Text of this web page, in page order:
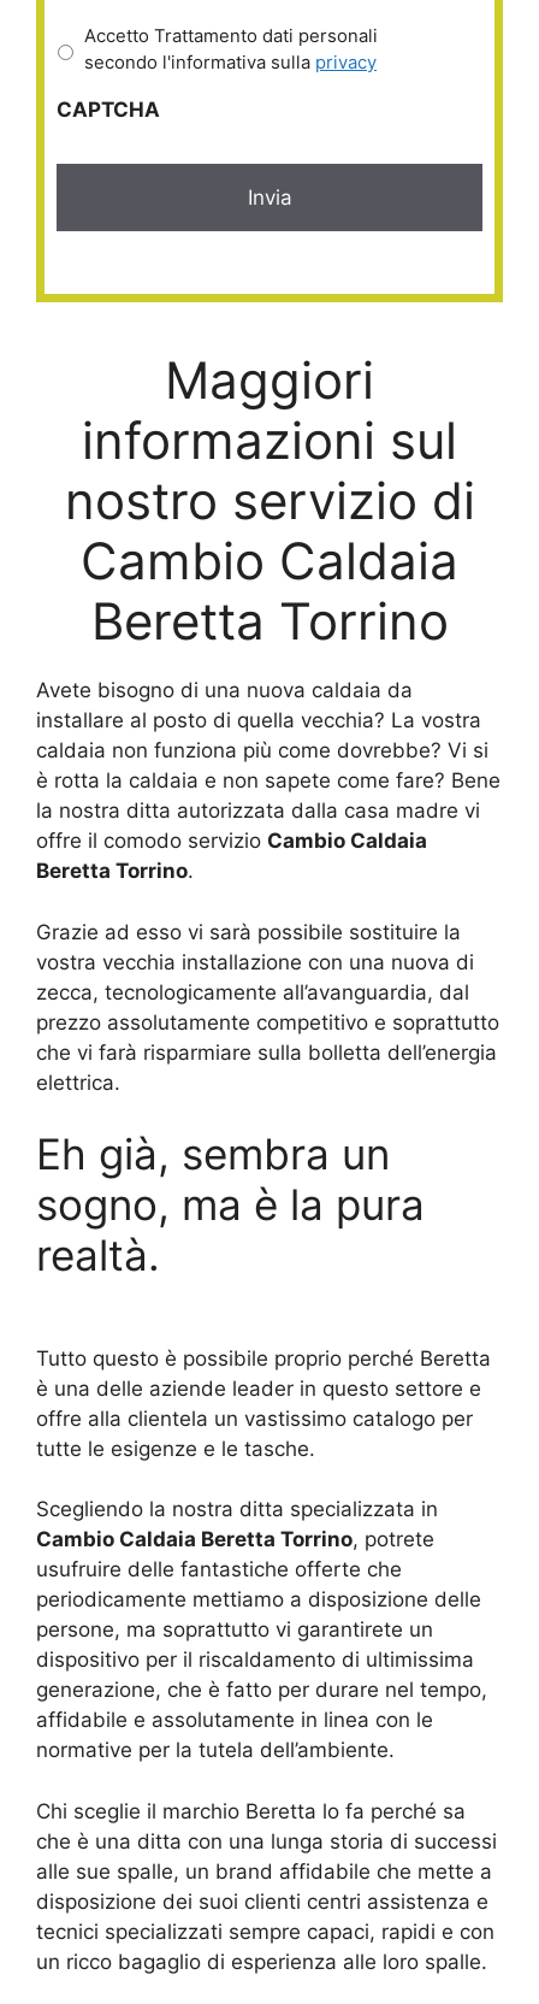
Accetto Trattamento dati personali
secondo l'informativa sulla privacy
CAPTCHA
Maggiori
informazioni sul
nostro servizio di
Cambio Caldaia
Beretta Torrino
Avete bisogno di una nuova caldaia da
installare al posto di quella vecchia? La vostra
caldaia non funziona più come dovrebbe? Vi si
è rotta la caldaia e non sapete come fare? Bene
la nostra ditta autorizzata dalla casa madre vi
offre il comodo servizio Cambio Caldaia
Beretta Torrino.
Grazie ad esso vi sarà possibile sostituire la
vostra vecchia installazione con una nuova di
zecca, tecnologicamente all’avanguardia, dal
prezzo assolutamente competitivo e soprattutto
che vi farà risparmiare sulla bolletta dell’energia
elettrica.
Eh già, sembra un
sogno, ma è la pura
realtà.
Tutto questo è possibile proprio perché Beretta
è una delle aziende leader in questo settore e
offre alla clientela un vastissimo catalogo per
tutte le esigenze e le tasche.
Scegliendo la nostra ditta specializzata in
Cambio Caldaia Beretta Torrino, potrete
usufruire delle fantastiche offerte che
periodicamente mettiamo a disposizione delle
persone, ma soprattutto vi garantirete un
dispositivo per il riscaldamento di ultimissima
generazione, che è fatto per durare nel tempo,
affidabile e assolutamente in linea con le
normative per la tutela dell’ambiente.
Chi sceglie il marchio Beretta lo fa perché sa
che è una ditta con una lunga storia di successi
alle sue spalle, un brand affidabile che mette a
disposizione dei suoi clienti centri assistenza e
tecnici specializzati sempre capaci, rapidi e con
un ricco bagaglio di esperienza alle loro spalle.